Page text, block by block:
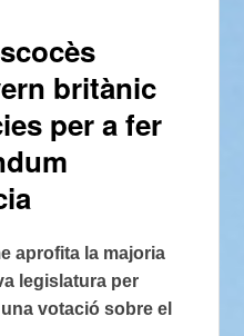
britànic
per a fer
aprofita la majoria
legislatura per
votació sobre el